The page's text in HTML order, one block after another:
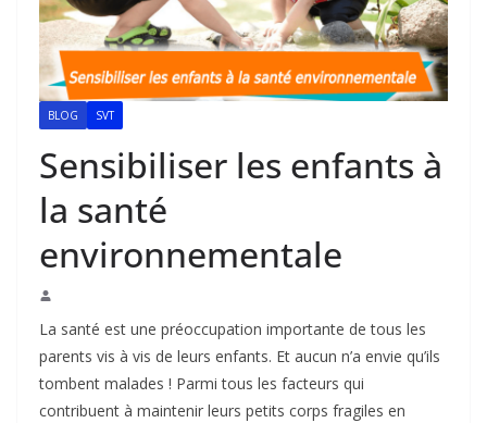
BLOG SVT
Sensibiliser les enfants à
la santé
environnementale
La santé est une préoccupation importante de tous les
parents vis à vis de leurs enfants. Et aucun n’a envie qu’ils
tombent malades ! Parmi tous les facteurs qui
contribuent à maintenir leurs petits corps fragiles en